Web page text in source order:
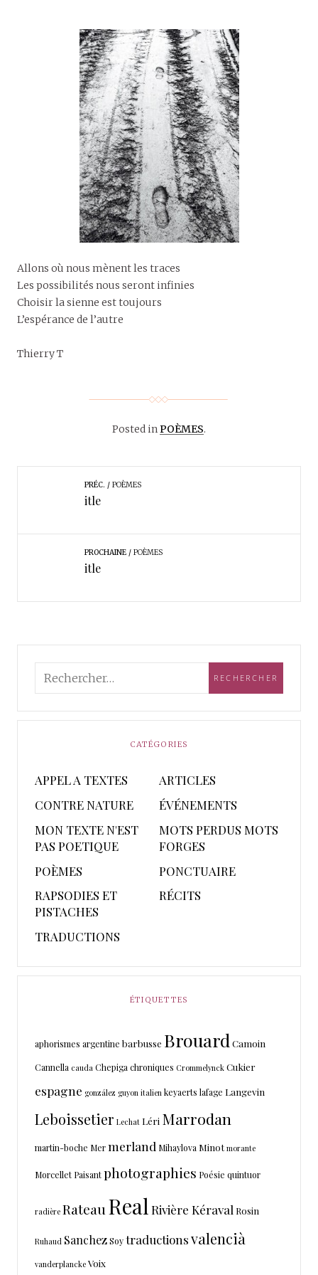
Allons où nous mènent les traces
Les possibilités nous seront infinies
Choisir la sienne est toujours
L’espérance de l’autre
Thierry T
Posted inPOÈMES.
PRÉC. POÈMES
itle
PROCHAINE POÈMES
itle
CATÉGORIES
APPEL A TEXTES
ARTICLES
CONTRE NATURE
ÉVÉNEMENTS
MON TEXTE N'EST
PAS POETIQUE
MOTS PERDUS MOTS
FORGES
POÈMES
PONCTUAIRE
RAPSODIES ET
PISTACHES
RÉCITS
TRADUCTIONS
ÉTIQUETTES
aphorismes argentine barbusse Brouard Camoin
Cannella cauda Chepigachroniques Crommelynck Cukier
espagne gonzález guyon italien keyaerts lafage Langevin
Leboissetier Lechat Léri Marrodan
martin-boche Mermerland Mihaylova Minot morante
Morcellet Paisantphotographies Poésie quintuor
radière RateauReal Rivière Kéraval Rosin
Ruhaud SanchezSoytraductionsvalencià
vanderplancke Voix